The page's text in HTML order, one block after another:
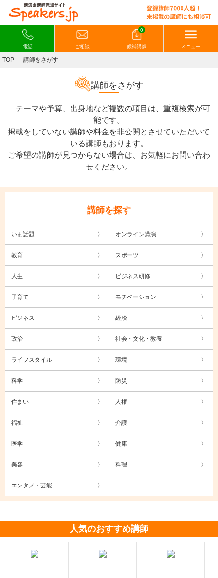
電話 ご相談
0
候補講師 メニュー
TOP 講師をさがす
講師をさがす
テーマや予算、出身地など複数の項目は、重複検索が可
能です。
掲載をしていない講師や料金を非公開とさせていただいて
いる講師もおります。
ご希望の講師が見つからない場合は、お気軽にお問い合わ
せください。
講師を探す
いま話題 オンライン講演
教育 スポーツ
人生 ビジネス研修
子育て モチベーション
ビジネス 経済
政治 社会・文化・教養
ライフスタイル 環境
科学 防災
住まい 人権
福祉 介護
医学 健康
美容 料理
エンタメ・芸能
人気のおすすめ講師